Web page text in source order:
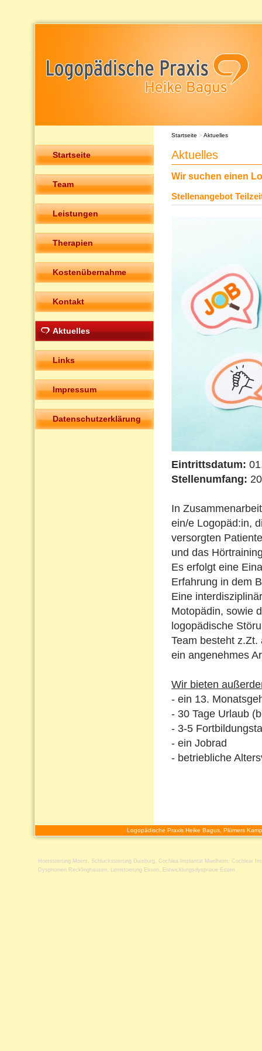
Startseite
Team
Leistungen
Therapien
Kostenübernahme
Kontakt
Aktuelles
Links
Impressum
Datenschutzerklärung
Startseite > Aktuelles
Aktuelles
Wir suchen einen
Stellenangebot
Eintrittsdatum:
Stellenumfang:
In
ein/e Logopäd:in,
versorgten
und das
Es erfolgt eine
Erfahrung in dem
Eine
Motopädin, sowie
logopädische
Team besteht
ein angenehmes
Wir bieten
- ein 13.
- 30 Tage Urlaub
- 3-5
- ein Jobrad
- betriebliche
Logopädische Praxis Heike Bagus, Plümers
Hoerstoerung Moers , Schluckstoerung Duisburg , Cochlea Implantat Muelheim , Cochlear
Dysphonien Recklinghausen , Lernstoerung Essen , Entwicklungsdyspraxie Essen